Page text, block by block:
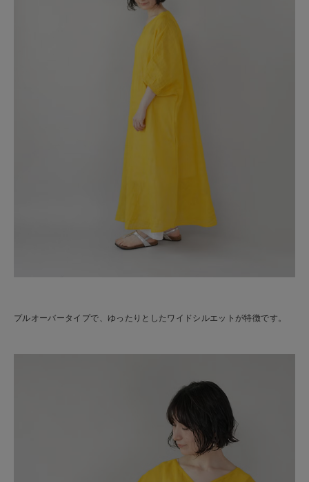
プルオーバータイプで、ゆったりとしたワイドシルエットが特徴です。